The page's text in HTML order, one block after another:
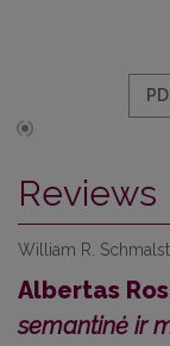
Reviews
William R.
Albertas
semantinė ir